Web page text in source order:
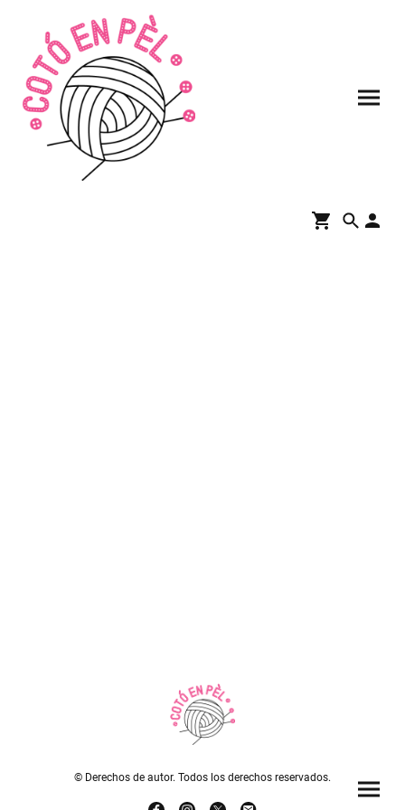
© Derechos de autor. Todos los derechos reservados.